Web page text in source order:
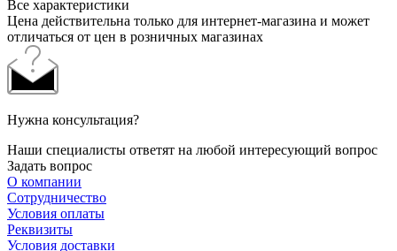
Все характеристики
Цена действительна только для интернет-магазина и может
отличаться от цен в розничных магазинах
Нужна консультация?
Наши специалисты ответят на любой интересующий вопрос
Задать вопрос
О компании
Сотрудничество
Условия оплаты
Реквизиты
Условия доставки